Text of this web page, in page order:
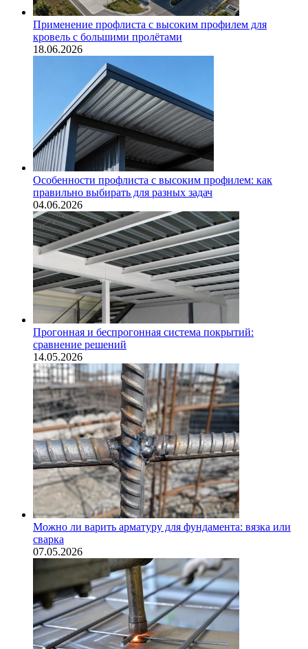
Применение профлиста с высоким профилем для
кровель с большими пролётами
18.06.2026
Особенности профлиста с высоким профилем: как
правильно выбирать для разных задач
04.06.2026
Прогонная и беспрогонная система покрытий:
сравнение решений
14.05.2026
Можно ли варить арматуру для фундамента: вязка или
сварка
07.05.2026